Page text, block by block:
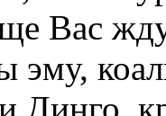
Вас
эму,
Динго,